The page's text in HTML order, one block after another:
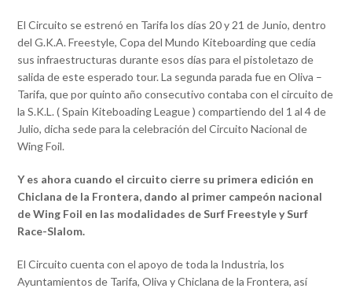
El Circuito se estrenó en Tarifa los días 20 y 21 de Junio, dentro
del G.K.A. Freestyle, Copa del Mundo Kiteboarding que cedía
sus infraestructuras durante esos días para el pistoletazo de
salida de este esperado tour. La segunda parada fue en Oliva –
Tarifa, que por quinto año consecutivo contaba con el circuito de
la S.K.L. ( Spain Kiteboading League ) compartiendo del 1 al 4 de
Julio, dicha sede para la celebración del Circuito Nacional de
Wing Foil.
Y es ahora cuando el circuito cierre su primera edición en
Chiclana de la Frontera, dando al primer campeón nacional
de Wing Foil en las modalidades de Surf Freestyle y Surf
Race-Slalom.
El Circuito cuenta con el apoyo de toda la Industria, los
Ayuntamientos de Tarifa, Oliva y Chiclana de la Frontera, así